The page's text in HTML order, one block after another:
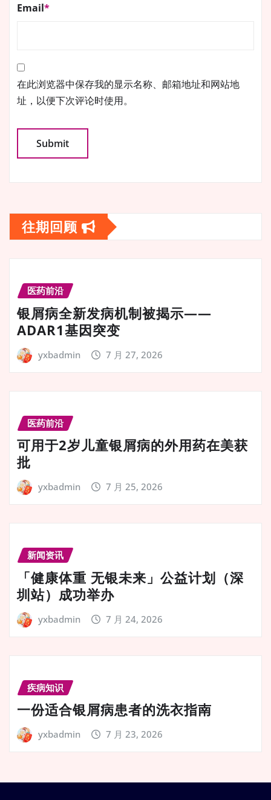
Email*
在此浏览器中保存我的显示名称、邮箱地址和网站地
址，以便下次评论时使用。
往期回顾
医药前沿
银屑病全新发病机制被揭示——
ADAR1基因突变
yxbadmin 7 月 27, 2026
医药前沿
可用于2岁儿童银屑病的外用药在美获
批
yxbadmin 7 月 25, 2026
新闻资讯
「健康体重 无银未来」公益计划（深
圳站）成功举办
yxbadmin 7 月 24, 2026
疾病知识
一份适合银屑病患者的洗衣指南
yxbadmin 7 月 23, 2026